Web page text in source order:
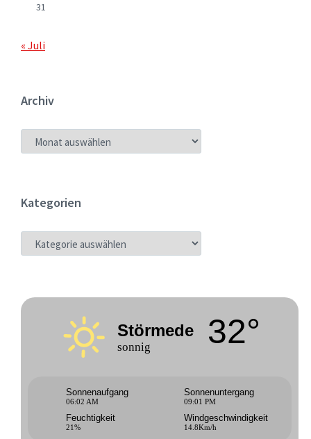
31
« Juli
Archiv
ARCHIV
Kategorien
KATEGORIEN
Störmede
sonnig 32°
Sonnenaufgang
06:02 AM
Sonnenuntergang
09:01 PM
Feuchtigkeit
21%
Windgeschwindigkeit
14.8Km/h